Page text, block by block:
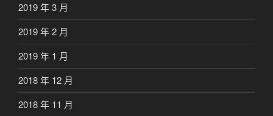
2019 年 3 月
2019 年 2 月
2019 年 1 月
2018 年 12 月
2018 年 11 月